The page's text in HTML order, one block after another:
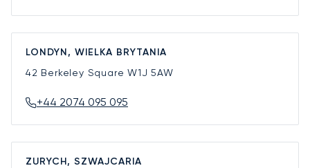
LONDYN, WIELKA BRYTANIA
42 Berkeley SquareW1J 5AW
+44 2074 095 095
ZURYCH, SZWAJCARIA